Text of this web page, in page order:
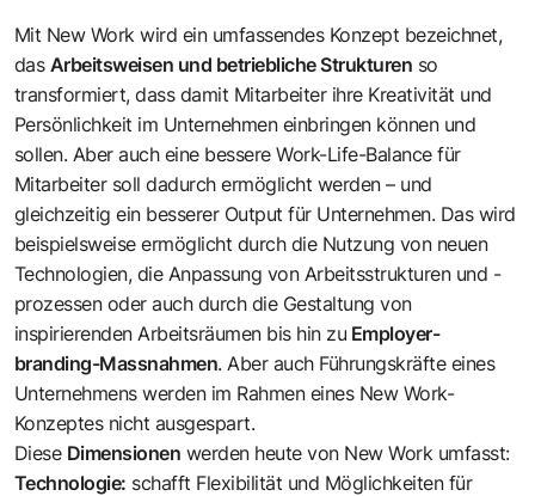
Mit New Work wird ein umfassendes Konzept bezeichnet,
das Arbeitsweisen und betriebliche Strukturen so
transformiert, dass damit Mitarbeiter ihre Kreativität und
Persönlichkeit im Unternehmen einbringen können und
sollen. Aber auch eine bessere Work-Life-Balance für
Mitarbeiter soll dadurch ermöglicht werden – und
gleichzeitig ein besserer Output für Unternehmen. Das wird
beispielsweise ermöglicht durch die Nutzung von neuen
Technologien, die Anpassung von Arbeitsstrukturen und -
prozessen oder auch durch die Gestaltung von
inspirierenden Arbeitsräumen bis hin zu Employer-
branding-Massnahmen. Aber auch Führungskräfte eines
Unternehmens werden im Rahmen eines New Work-
Konzeptes nicht ausgespart.
Diese Dimensionen werden heute von New Work umfasst:
Technologie: schafft Flexibilität und Möglichkeiten für